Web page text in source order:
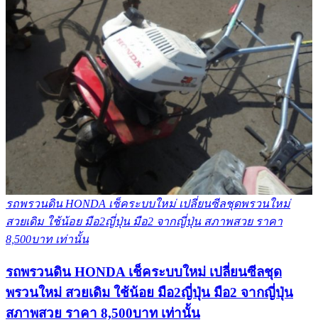
รถพรวนดิน HONDA เช็คระบบใหม่ เปลี่ยนซีลชุดพรวนใหม่
สวยเดิม ใช้น้อย มือ2ญี่ปุ่น มือ2 จากญี่ปุ่น สภาพสวย ราคา
8,500บาท เท่านั้น
รถพรวนดิน HONDA เช็คระบบใหม่ เปลี่ยนซีลชุด
พรวนใหม่ สวยเดิม ใช้น้อย มือ2ญี่ปุ่น มือ2 จากญี่ปุ่น
สภาพสวย ราคา 8,500บาท เท่านั้น